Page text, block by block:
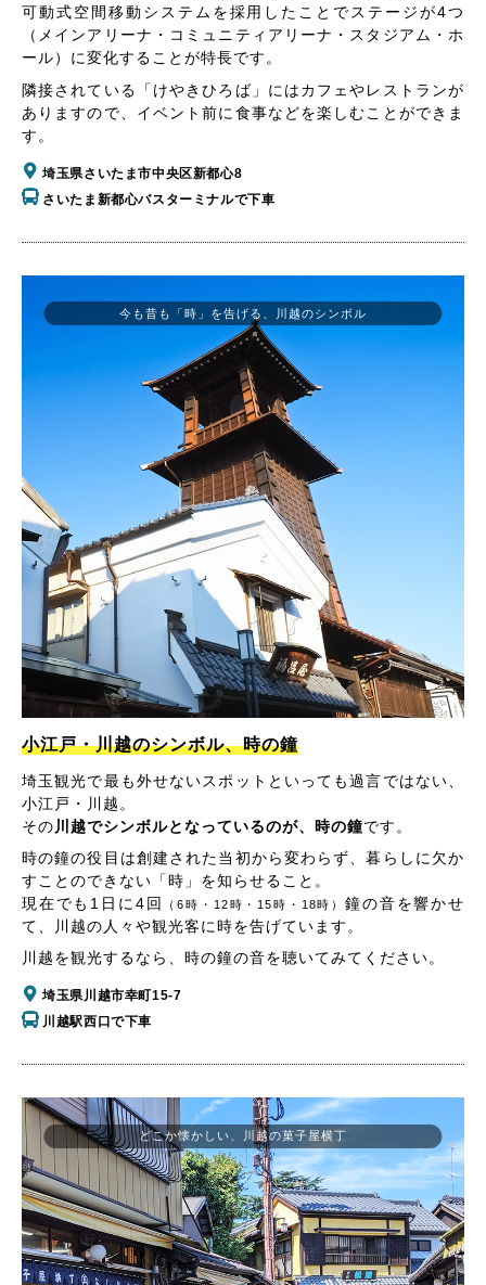
可動式空間移動システムを採用したことでステージが4つ
（メインアリーナ・コミュニティアリーナ・スタジアム・ホ
ール）に変化することが特長です。
隣接されている「けやきひろば」にはカフェやレストランが
ありますので、イベント前に食事などを楽しむことができま
す。
埼玉県さいたま市中央区新都心8
さいたま新都心バスターミナルで下車
今も昔も「時」を告げる、川越のシンボル
小江戸・川越のシンボル、時の鐘
埼玉観光で最も外せないスポットといっても過言ではない、
小江戸・川越。
その川越でシンボルとなっているのが、時の鐘です。
時の鐘の役目は創建された当初から変わらず、暮らしに欠か
すことのできない「時」を知らせること。
現在でも1日に4回
（6時・12時・15時・18時）鐘の音を響かせ
て、川越の人々や観光客に時を告げています。
川越を観光するなら、時の鐘の音を聴いてみてください。
埼玉県川越市幸町15-7
川越駅西口で下車
どこか懐かしい、川越の菓子屋横丁